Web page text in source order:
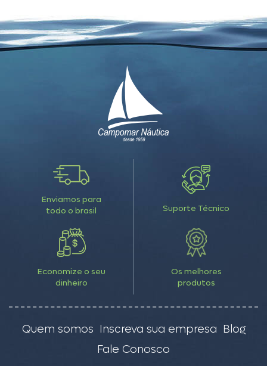
Enviamos para
todo o brasil
Suporte Técnico
Economize o seu
dinheiro
Os melhores
produtos
Quem somos Inscreva sua empresa Blog
Fale Conosco